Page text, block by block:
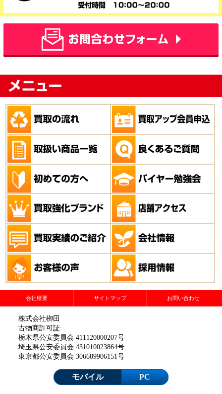
会社概要 サイトマップ お問い合わせ
株式会社栁田
古物商許可証:
栃木県公安委員会 411120000207号
埼玉県公安委員会 431010023864号
東京都公安委員会 306689906151号
モバイル PC